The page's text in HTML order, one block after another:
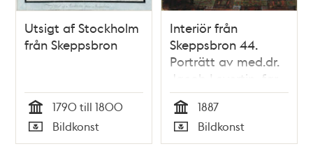
Utsigt af Stockholm
från Skeppsbron
Tid
1790 till 1800
Typ
Bildkonst
Interiör från
Skeppsbron 44.
Porträtt av med.dr.
Jacob Levertin, far
till Ellen Levertin och
ägare till huset
Skeppsbron 44
Tid
1887
Typ
Bildkonst